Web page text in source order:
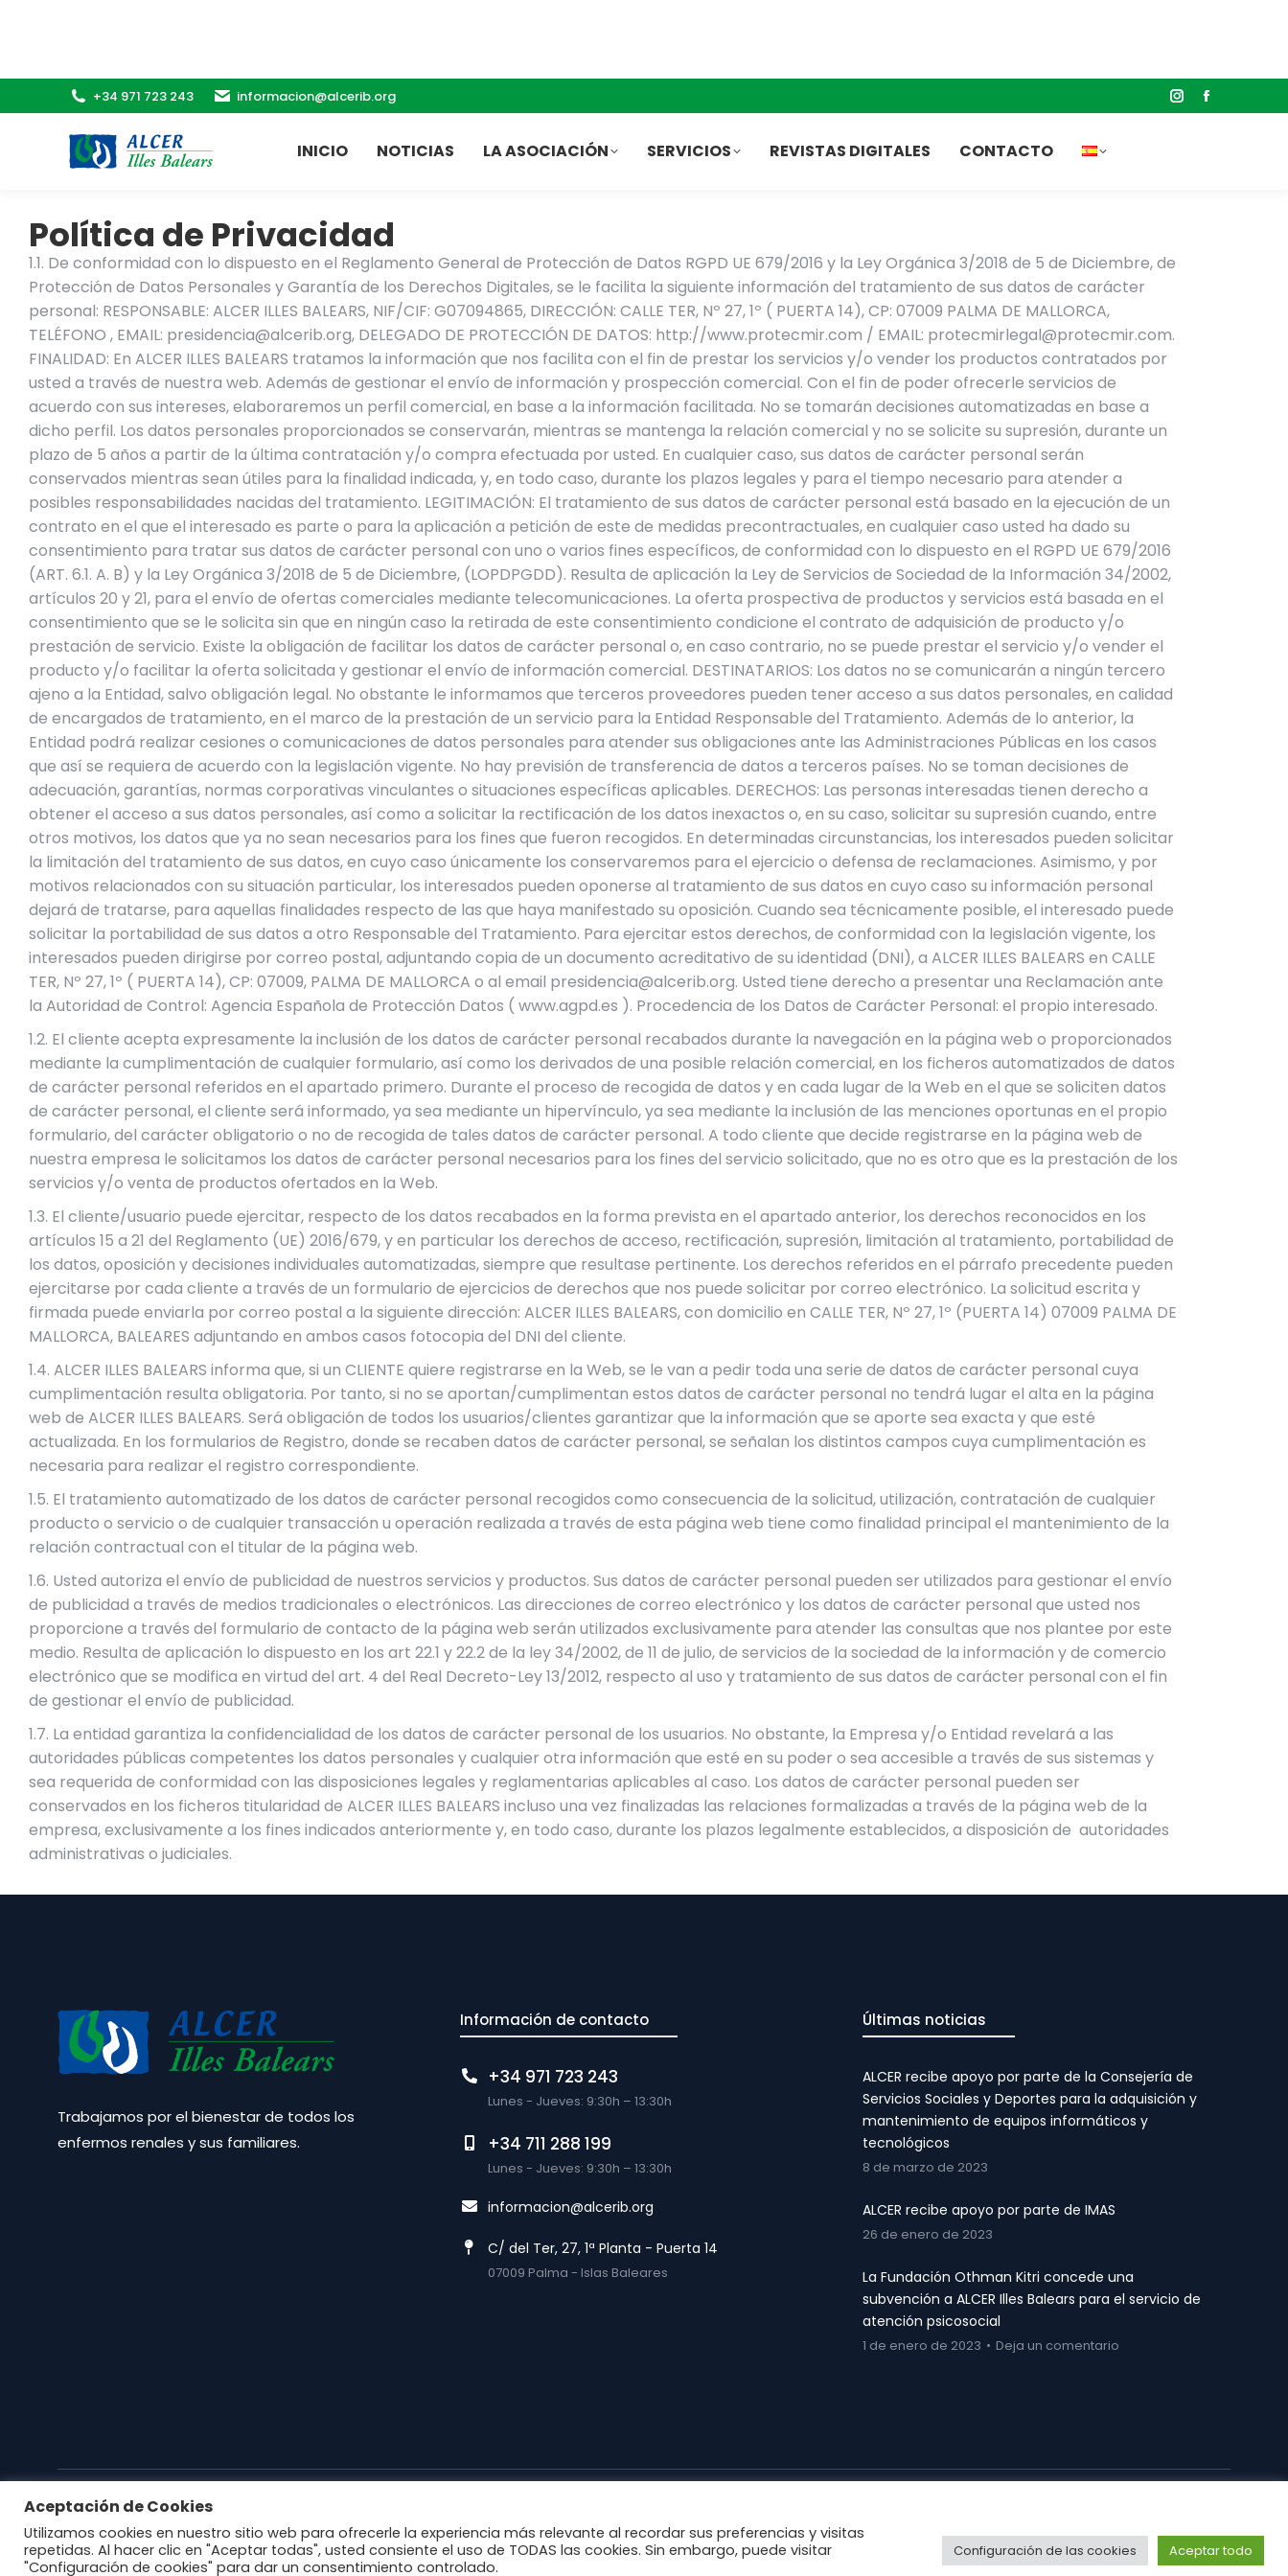
+34 971 723 243 informacion@alcerib.org
INICIO NOTICIAS LA ASOCIACIÓN SERVICIOS REVISTAS DIGITALES CONTACTO
Política de Privacidad
1.1. De conformidad con lo dispuesto en el Reglamento General de Protección de Datos RGPD UE 679/2016 y la Ley Orgánica 3/2018 de 5 de Diciembre, de
Protección de Datos Personales y Garantía de los Derechos Digitales, se le facilita la siguiente información del tratamiento de sus datos de carácter
personal: RESPONSABLE: ALCER ILLES BALEARS, NIF/CIF: G07094865, DIRECCIÓN: CALLE TER, Nº 27, 1º ( PUERTA 14), CP: 07009 PALMA DE MALLORCA,
TELÉFONO , EMAIL: presidencia@alcerib.org, DELEGADO DE PROTECCIÓN DE DATOS: http://www.protecmir.com / EMAIL: protecmirlegal@protecmir.com.
FINALIDAD: En ALCER ILLES BALEARS tratamos la información que nos facilita con el fin de prestar los servicios y/o vender los productos contratados por
usted a través de nuestra web. Además de gestionar el envío de información y prospección comercial. Con el fin de poder ofrecerle servicios de
acuerdo con sus intereses, elaboraremos un perfil comercial, en base a la información facilitada. No se tomarán decisiones automatizadas en base a
dicho perfil. Los datos personales proporcionados se conservarán, mientras se mantenga la relación comercial y no se solicite su supresión, durante un
plazo de 5 años a partir de la última contratación y/o compra efectuada por usted. En cualquier caso, sus datos de carácter personal serán
conservados mientras sean útiles para la finalidad indicada, y, en todo caso, durante los plazos legales y para el tiempo necesario para atender a
posibles responsabilidades nacidas del tratamiento. LEGITIMACIÓN: El tratamiento de sus datos de carácter personal está basado en la ejecución de un
contrato en el que el interesado es parte o para la aplicación a petición de este de medidas precontractuales, en cualquier caso usted ha dado su
consentimiento para tratar sus datos de carácter personal con uno o varios fines específicos, de conformidad con lo dispuesto en el RGPD UE 679/2016
(ART. 6.1. A. B) y la Ley Orgánica 3/2018 de 5 de Diciembre, (LOPDPGDD). Resulta de aplicación la Ley de Servicios de Sociedad de la Información 34/2002,
artículos 20 y 21, para el envío de ofertas comerciales mediante telecomunicaciones. La oferta prospectiva de productos y servicios está basada en el
consentimiento que se le solicita sin que en ningún caso la retirada de este consentimiento condicione el contrato de adquisición de producto y/o
prestación de servicio. Existe la obligación de facilitar los datos de carácter personal o, en caso contrario, no se puede prestar el servicio y/o vender el
producto y/o facilitar la oferta solicitada y gestionar el envío de información comercial. DESTINATARIOS: Los datos no se comunicarán a ningún tercero
ajeno a la Entidad, salvo obligación legal. No obstante le informamos que terceros proveedores pueden tener acceso a sus datos personales, en calidad
de encargados de tratamiento, en el marco de la prestación de un servicio para la Entidad Responsable del Tratamiento. Además de lo anterior, la
Entidad podrá realizar cesiones o comunicaciones de datos personales para atender sus obligaciones ante las Administraciones Públicas en los casos
que así se requiera de acuerdo con la legislación vigente. No hay previsión de transferencia de datos a terceros países. No se toman decisiones de
adecuación, garantías, normas corporativas vinculantes o situaciones específicas aplicables. DERECHOS: Las personas interesadas tienen derecho a
obtener el acceso a sus datos personales, así como a solicitar la rectificación de los datos inexactos o, en su caso, solicitar su supresión cuando, entre
otros motivos, los datos que ya no sean necesarios para los fines que fueron recogidos. En determinadas circunstancias, los interesados pueden solicitar
la limitación del tratamiento de sus datos, en cuyo caso únicamente los conservaremos para el ejercicio o defensa de reclamaciones. Asimismo, y por
motivos relacionados con su situación particular, los interesados pueden oponerse al tratamiento de sus datos en cuyo caso su información personal
dejará de tratarse, para aquellas finalidades respecto de las que haya manifestado su oposición. Cuando sea técnicamente posible, el interesado puede
solicitar la portabilidad de sus datos a otro Responsable del Tratamiento. Para ejercitar estos derechos, de conformidad con la legislación vigente, los
interesados pueden dirigirse por correo postal, adjuntando copia de un documento acreditativo de su identidad (DNI), a ALCER ILLES BALEARS en CALLE
TER, Nº 27, 1º ( PUERTA 14), CP: 07009, PALMA DE MALLORCA o al email presidencia@alcerib.org. Usted tiene derecho a presentar una Reclamación ante
la Autoridad de Control: Agencia Española de Protección Datos ( www.agpd.es ). Procedencia de los Datos de Carácter Personal: el propio interesado.
1.2. El cliente acepta expresamente la inclusión de los datos de carácter personal recabados durante la navegación en la página web o proporcionados
mediante la cumplimentación de cualquier formulario, así como los derivados de una posible relación comercial, en los ficheros automatizados de datos
de carácter personal referidos en el apartado primero. Durante el proceso de recogida de datos y en cada lugar de la Web en el que se soliciten datos
de carácter personal, el cliente será informado, ya sea mediante un hipervínculo, ya sea mediante la inclusión de las menciones oportunas en el propio
formulario, del carácter obligatorio o no de recogida de tales datos de carácter personal. A todo cliente que decide registrarse en la página web de
nuestra empresa le solicitamos los datos de carácter personal necesarios para los fines del servicio solicitado, que no es otro que es la prestación de los
servicios y/o venta de productos ofertados en la Web.
1.3. El cliente/usuario puede ejercitar, respecto de los datos recabados en la forma prevista en el apartado anterior, los derechos reconocidos en los
artículos 15 a 21 del Reglamento (UE) 2016/679, y en particular los derechos de acceso, rectificación, supresión, limitación al tratamiento, portabilidad de
los datos, oposición y decisiones individuales automatizadas, siempre que resultase pertinente. Los derechos referidos en el párrafo precedente pueden
ejercitarse por cada cliente a través de un formulario de ejercicios de derechos que nos puede solicitar por correo electrónico. La solicitud escrita y
firmada puede enviarla por correo postal a la siguiente dirección: ALCER ILLES BALEARS, con domicilio en CALLE TER, Nº 27, 1º (PUERTA 14) 07009 PALMA DE
MALLORCA, BALEARES adjuntando en ambos casos fotocopia del DNI del cliente.
1.4. ALCER ILLES BALEARS informa que, si un CLIENTE quiere registrarse en la Web, se le van a pedir toda una serie de datos de carácter personal cuya
cumplimentación resulta obligatoria. Por tanto, si no se aportan/cumplimentan estos datos de carácter personal no tendrá lugar el alta en la página
web de ALCER ILLES BALEARS. Será obligación de todos los usuarios/clientes garantizar que la información que se aporte sea exacta y que esté
actualizada. En los formularios de Registro, donde se recaben datos de carácter personal, se señalan los distintos campos cuya cumplimentación es
necesaria para realizar el registro correspondiente.
1.5. El tratamiento automatizado de los datos de carácter personal recogidos como consecuencia de la solicitud, utilización, contratación de cualquier
producto o servicio o de cualquier transacción u operación realizada a través de esta página web tiene como finalidad principal el mantenimiento de la
relación contractual con el titular de la página web.
1.6. Usted autoriza el envío de publicidad de nuestros servicios y productos. Sus datos de carácter personal pueden ser utilizados para gestionar el envío
de publicidad a través de medios tradicionales o electrónicos. Las direcciones de correo electrónico y los datos de carácter personal que usted nos
proporcione a través del formulario de contacto de la página web serán utilizados exclusivamente para atender las consultas que nos plantee por este
medio. Resulta de aplicación lo dispuesto en los art 22.1 y 22.2 de la ley 34/2002, de 11 de julio, de servicios de la sociedad de la información y de comercio
electrónico que se modifica en virtud del art. 4 del Real Decreto-Ley 13/2012, respecto al uso y tratamiento de sus datos de carácter personal con el fin
de gestionar el envío de publicidad.
1.7. La entidad garantiza la confidencialidad de los datos de carácter personal de los usuarios. No obstante, la Empresa y/o Entidad revelará a las
autoridades públicas competentes los datos personales y cualquier otra información que esté en su poder o sea accesible a través de sus sistemas y
sea requerida de conformidad con las disposiciones legales y reglamentarias aplicables al caso. Los datos de carácter personal pueden ser
conservados en los ficheros titularidad de ALCER ILLES BALEARS incluso una vez finalizadas las relaciones formalizadas a través de la página web de la
empresa, exclusivamente a los fines indicados anteriormente y, en todo caso, durante los plazos legalmente establecidos, a disposición de autoridades
administrativas o judiciales.
Trabajamos por el bienestar de todos los
enfermos renales y sus familiares.
Información de contacto
+34 971 723 243
Lunes - Jueves: 9:30h – 13:30h
+34 711 288 199
Lunes - Jueves: 9:30h – 13:30h
informacion@alcerib.org
C/ del Ter, 27, 1ª Planta - Puerta 14
07009 Palma - Islas Baleares
Últimas noticias
ALCER recibe apoyo por parte de la Consejería de
Servicios Sociales y Deportes para la adquisición y
mantenimiento de equipos informáticos y
tecnológicos
8 de marzo de 2023
ALCER recibe apoyo por parte de IMAS
26 de enero de 2023
La Fundación Othman Kitri concede una
subvención a ALCER Illes Balears para el servicio de
atención psicosocial
1 de enero de 2023 Deja un comentario
© ALCER BALEARES 2018
Aceptación de Cookies
Utilizamos cookies en nuestro sitio web para ofrecerle la experiencia más relevante al recordar sus preferencias y visitas
repetidas. Al hacer clic en "Aceptar todas", usted consiente el uso de TODAS las cookies. Sin embargo, puede visitar
"Configuración de cookies" para dar un consentimiento controlado.
Configuración de las cookies Aceptar todo